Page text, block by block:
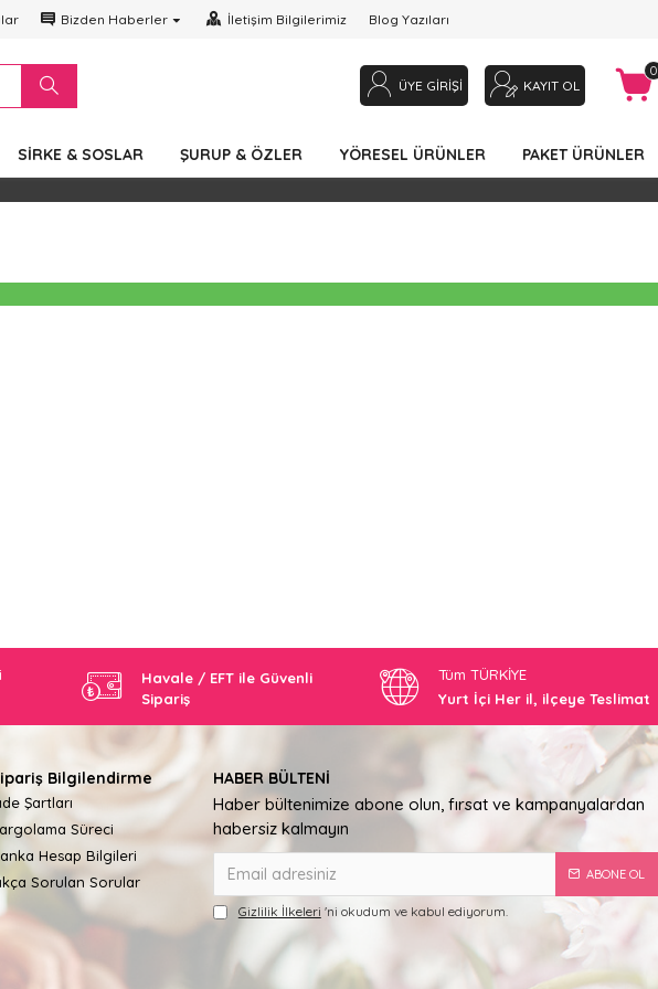
Bizden Haberler İletişim Bilgilerimiz Blog Yazıları
ÜYE GIRIŞI KAYIT OL
0
SIRKE & SOSLAR ŞURUP & ÖZLER YÖRESEL ÜRÜNLER PAKET ÜRÜNLER
Havale / EFT ile Güvenli
Sipariş
Tüm TÜRKİYE
Yurt İçi Her il, ilçeye Teslimat
Bilgilendirme
Şartları
Süreci
Hesap Bilgileri
Sorulan Sorular
HABER BÜLTENI
Haber bültenimize abone olun, fırsat ve kampanyalardan
habersiz kalmayın
ABONE OL
Gizlilik İlkeleri 'ni okudum ve kabul ediyorum.